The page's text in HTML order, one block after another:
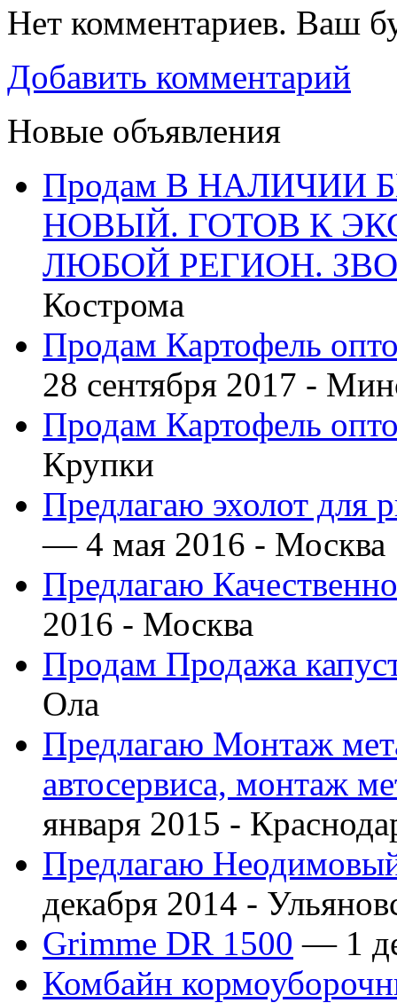
Нет комментариев. Ваш
Добавить комментарий
Новые объявления
Продам В НАЛИЧИИ
НОВЫЙ. ГОТОВ К
ЛЮБОЙ РЕГИОН.
Кострома
Продам Картофель
28 сентября 2017 -
Продам Картофель
Крупки
Предлагаю эхолот для
— 4 мая 2016 - Москва
Предлагаю
2016 - Москва
Продам Продажа
Ола
Предлагаю Монтаж
автосервиса, монтаж
января 2015 -
Предлагаю
декабря 2014 -
Grimme DR 1500 — 1
Комбайн